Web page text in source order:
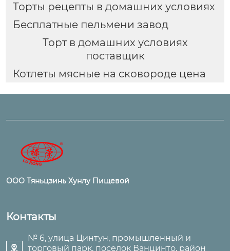
Торты рецепты в домашних условиях
Бесплатные пельмени завод
Торт в домашних условиях
поставщик
Котлеты мясные на сковороде цена
ООО Тяньцзинь Хунлу Пищевой
Контакты

№ 6, улица Цинтун, промышленный и
торговый парк, поселок Ванцинто, район